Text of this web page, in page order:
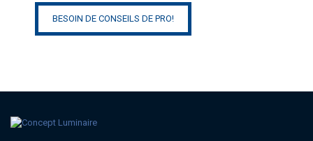
BESOIN DE CONSEILS DE PRO!